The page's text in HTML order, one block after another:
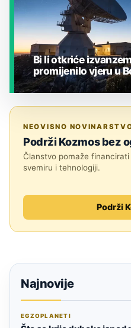
Bi li otkriće
promijenilo vjeru u
NEOVISNO
Podrži Kozmos bez
Članstvo pomaže
svemiru i tehnologiji.
Podrži
Najnovije
EGZOPLANETI